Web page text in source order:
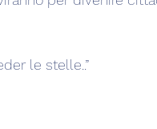
le stelle..”